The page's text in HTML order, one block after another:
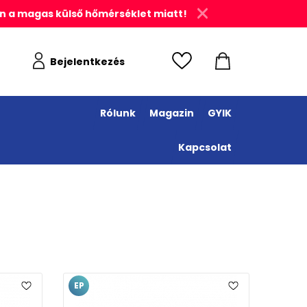
a magas külső hőmérséklet miatt!
Bejelentkezés
Rólunk Magazin GYIK
Kapcsolat